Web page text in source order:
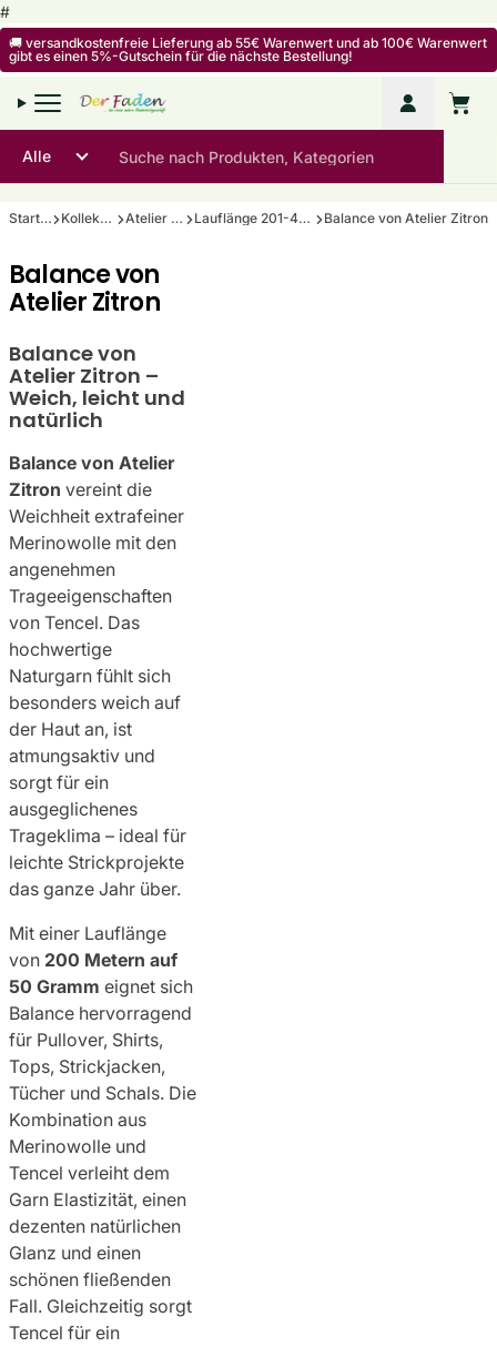
#Zum Inhalt springen
🚚 versandkostenfreie Lieferung ab 55€ Warenwert und ab 100€ Warenwert
gibt es einen 5%-Gutschein für die nächste Bestellung!
Mein
Startseite Kollektionen Atelier Zitron Lauflänge 201-400m/100g Balance von Atelier Zitron
Balance von
Atelier Zitron
Balance von
Atelier Zitron –
Weich, leicht und
natürlich
Balance von Atelier
Zitron vereint die
Weichheit extrafeiner
Merinowolle mit den
angenehmen
Trageeigenschaften
von Tencel. Das
hochwertige
Naturgarn fühlt sich
besonders weich auf
der Haut an, ist
atmungsaktiv und
sorgt für ein
ausgeglichenes
Trageklima – ideal für
leichte Strickprojekte
das ganze Jahr über.
Mit einer Lauflänge
von 200 Metern auf
50 Gramm eignet sich
Balance hervorragend
für Pullover, Shirts,
Tops, Strickjacken,
Tücher und Schals. Die
Kombination aus
Merinowolle und
Tencel verleiht dem
Garn Elastizität, einen
dezenten natürlichen
Glanz und einen
schönen fließenden
Fall. Gleichzeitig sorgt
Tencel für ein